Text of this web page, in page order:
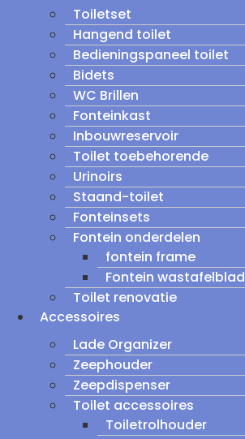
Toiletset
Hangend toilet
Bedieningspaneel toilet
Bidets
WC Brillen
Fonteinkast
Inbouwreservoir
Toilet toebehorende
Urinoirs
Staand-toilet
Fonteinsets
Fontein onderdelen
fontein frame
Fontein wastafelblad
Toilet renovatie
Accessoires
Lade Organizer
Zeephouder
Zeepdispenser
Toilet accessoires
Toiletrolhouder